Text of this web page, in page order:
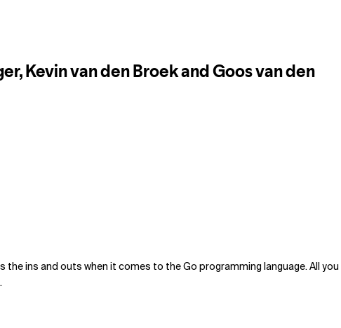
ins and outs when it comes to the Go programming language. All